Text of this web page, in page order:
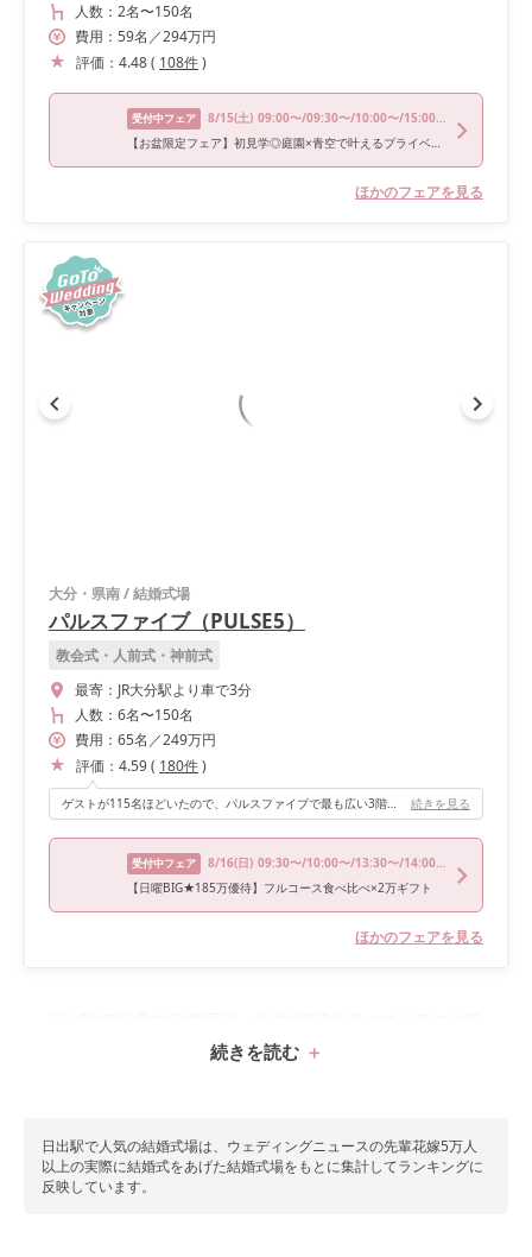
人数： 2名〜150名
費用： 59名 ／294万円
評価： 4.48( 108件)
受付中フェア 8/15(土) 09:00〜/09:30〜/10:00〜/15:00〜/16:00〜
【お盆限定フェア】初見学◎庭園×青空で叶えるプライベート挙式
ほかのフェアを見る
大分・県南/結婚式場
パルスファイブ（PULSE5）
教会式・人前式・神前式
最寄： JR大分駅より車で3分
人数： 6名〜150名
費用： 65名 ／249万円
評価： 4.59( 180件)
ゲストが115名ほどいたので、パルスファイブで最も広い3階のアニバーサリークラブで披露宴を行いました。アニバーサリークラブは白を基調とした会場ですが、大きな木やドライフラワーのオブジェがあり、可愛さもあります！ また、ウェルカムスペースがとても広く、バーカウンターやコインロッカー、喫煙所が披露宴会場の隣に完備されています。ゲストの待つ場所への配慮や、新郎新婦が希望する装飾を飾れるようになっているなど、しっかりと考えられていると感じました。 続きを見る
受付中フェア 8/16(日) 09:30〜/10:00〜/13:30〜/14:00〜
【日曜BIG★185万優待】フルコース食べ比べ×2万ギフト
ほかのフェアを見る
式場1件をランキングで紹介！
続きを読む
日出駅で人気の結婚式場は、ウェディングニュースの先輩花嫁5万人
以上の実際に結婚式をあげた結婚式場をもとに集計してランキングに
反映しています。